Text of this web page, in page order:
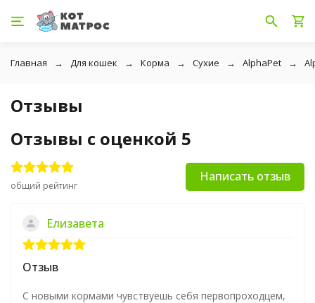
Главная Для кошек Корма Сухие AlphaPet
Отзывы
Отзывы с оценкой 5
общий рейтинг
Написать отзыв
Елизавета
Отзыв
С новыми кормами чувствуешь себя первопроходцем,